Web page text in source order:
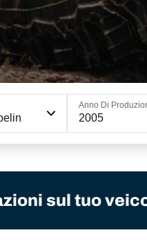
Anno Di
2005
sul tuo